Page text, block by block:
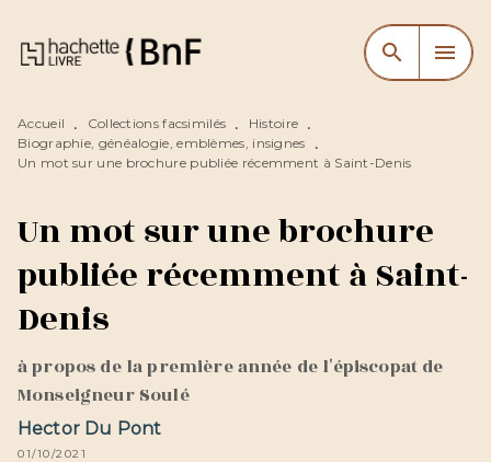
MENU RECHERCHE
CONTENU
search menu
Accueil • Collections facsimilés • Histoire •
Biographie, généalogie, emblèmes, insignes
•
Un mot sur une brochure publiée récemment à Saint-Denis
Un mot sur une brochure
publiée récemment à Saint-
Denis
à propos de la première année de l'épiscopat de
Monseigneur Soulé
Hector Du Pont
01/10/2021